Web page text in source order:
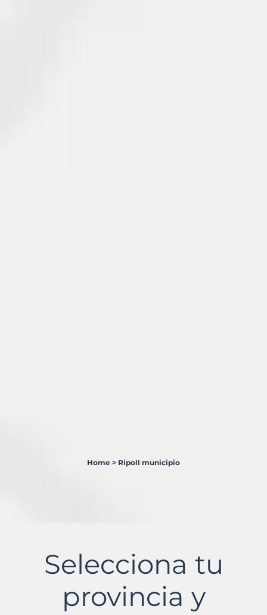
Murbalands
Home > Ripoll municipio
Selecciona tu
provincia y